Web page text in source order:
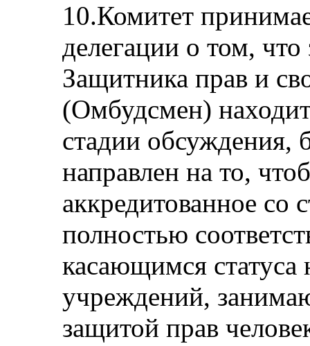
10.Комитет
делегации о том,
Защитника прав и
(Омбудсмен)
стадии обсуждения,
направлен на то,
аккредитованное со
полностью
касающимся
учреждений,
защитой прав